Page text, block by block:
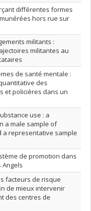
différentes formes
hors rue sur
militants :
militantes au
de santé mentale :
des
et policières dans un
use : a
a male sample of
representative sample
de promotion dans
facteurs de risque
de mieux intervenir
des centres de